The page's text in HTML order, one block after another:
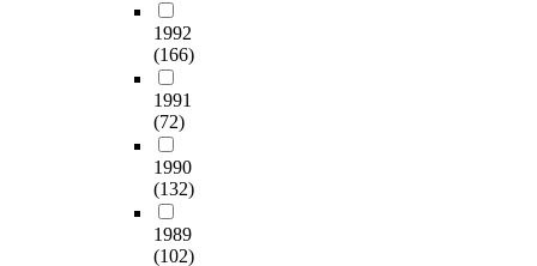
1992
(166)
1991
(72)
1990
(132)
1989
(102)